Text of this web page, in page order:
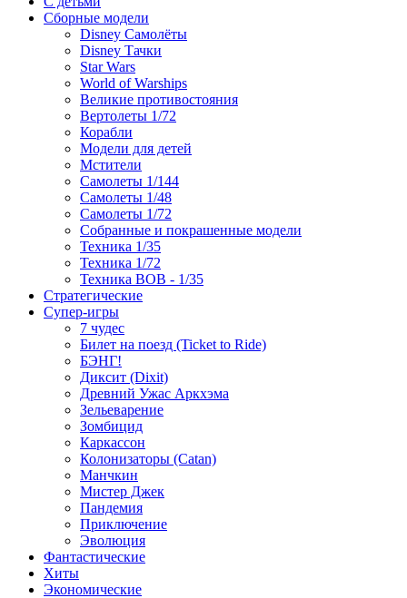
Сборные модели
Disney Самолёты
Disney Тачки
Star Wars
World of Warships
Великие противостояния
Вертолеты 1/72
Корабли
Модели для детей
Мстители
Самолеты 1/144
Самолеты 1/48
Самолеты 1/72
Собранные и покрашенные модели
Техника 1/35
Техника 1/72
Техника ВОВ - 1/35
Стратегические
Супер-игры
7 чудес
Билет на поезд (Ticket to Ride)
БЭНГ!
Диксит (Dixit)
Древний Ужас Аркхэма
Зельеварение
Зомбицид
Каркассон
Колонизаторы (Catan)
Манчкин
Мистер Джек
Пандемия
Приключение
Эволюция
Фантастические
Хиты
Экономические